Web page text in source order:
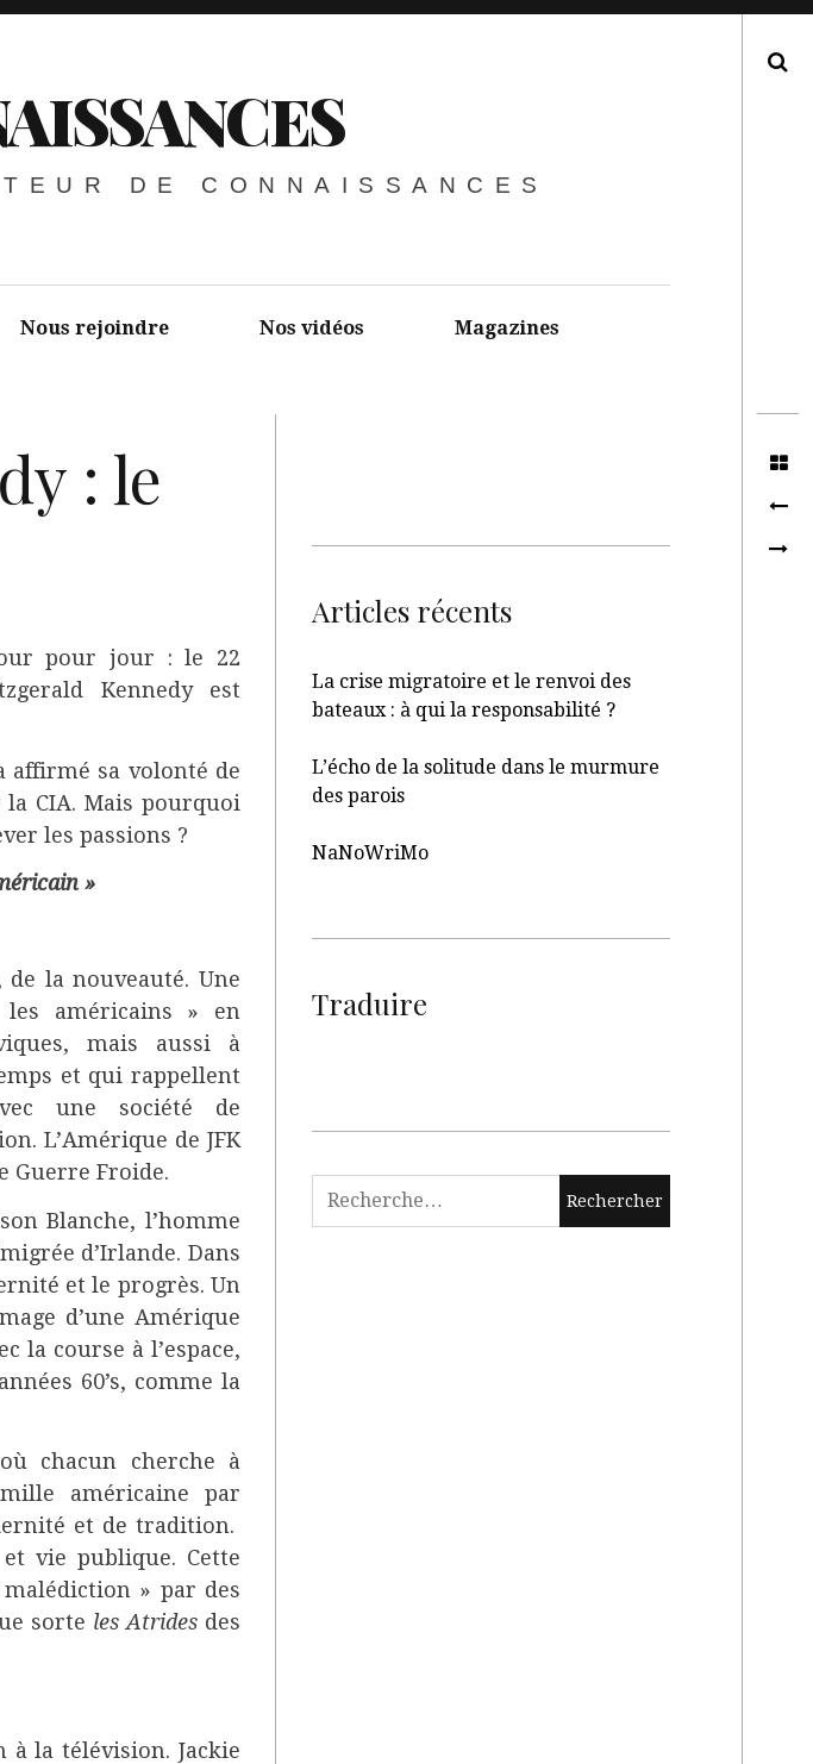
DE CONNAISSANCES
Nous rejoindre Nos vidéos Magazines
: le
pour jour : le 22
Kennedy est
affirmé sa volonté de
CIA. Mais pourquoi
les passions ?
»
la nouveauté. Une
américains » en
mais aussi à
et qui rappellent
une société de
L’Amérique de JFK
Guerre Froide.
Blanche, l’homme
d’Irlande. Dans
et le progrès. Un
d’une Amérique
la course à l’espace,
60’s, comme la
chacun cherche à
américaine par
et de tradition.
vie publique. Cette
» par des
sorte les Atridesdes
la télévision. Jackie
Articles récents
La crise migratoire et le renvoi des
bateaux : à qui la responsabilité ?
L’écho de la solitude dans le murmure
des parois
NaNoWriMo
Traduire